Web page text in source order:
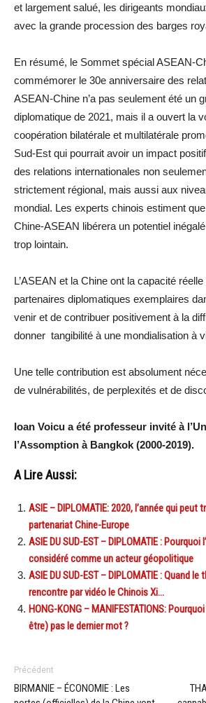
et largement salué, les dirigeants
avec la grande procession des barges
En résumé, le Sommet spécial ASEAN-
commémorer le 30e anniversaire des
ASEAN-Chine n’a pas seulement été un
diplomatique de 2021, mais il a ouvert la
coopération bilatérale et multilatérale
Sud-Est qui pourrait avoir un impact
des relations internationales non
strictement régional, mais aussi aux
mondial. Les experts chinois estiment
Chine-ASEAN libérera un potentiel
trop lointain.
L’ASEAN et la Chine ont la capacité
partenaires diplomatiques exemplaires
venir et de contribuer positivement à la
donner tangibilité à une mondialisation à
Une telle contribution est absolument
de vulnérabilités, de perplexités et de
Ioan Voicu a été professeur invité à
l’Assomption à Bangkok (2000-2019).
A Lire Aussi:
ASIE – DIPLOMATIE: 2020, l’année qui peut
partenariat Chine-Europe
ASIE DU SUD-EST – DIPLOMATIE : Pourquoi
considéré comme un acteur géopolitique
ASIE DU SUD-EST – DIPLOMATIE : Quand
rencontre par vidéo le Chinois Xi…
HONG-KONG – MANIFESTATIONS:
être) pas le dernier mot ?
Précédent
BIRMANIE – ÉCONOMIE : Les